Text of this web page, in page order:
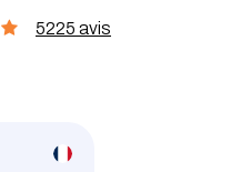
5225 avis